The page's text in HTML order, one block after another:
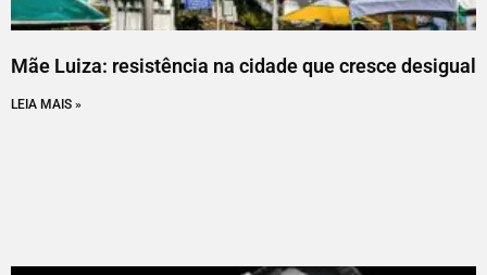
Mãe Luiza: resistência na cidade que cresce desigual
LEIA MAIS »